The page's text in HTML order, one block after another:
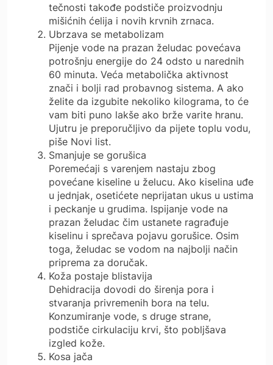
tečnosti takođe podstiče proizvodnju
mišićnih ćelija i novih krvnih zrnaca.
Ubrzava se metabolizam
Pijenje vode na prazan želudac povećava
potrošnju energije do 24 odsto u narednih
60 minuta. Veća metabolička aktivnost
znači i bolji rad probavnog sistema. A ako
želite da izgubite nekoliko kilograma, to će
vam biti puno lakše ako brže varite hranu.
Ujutru je preporučljivo da pijete toplu vodu,
piše Novi list.
Smanjuje se gorušica
Poremećaji s varenjem nastaju zbog
povećane kiseline u želucu. Ako kiselina uđe
u jednjak, osetićete neprijatan ukus u ustima
i peckanje u grudima. Ispijanje vode na
prazan želudac čim ustanete ragrađuje
kiselinu i sprečava pojavu gorušice. Osim
toga, želudac se vodom na najbolji način
priprema za doručak.
Koža postaje blistavija
Dehidracija dovodi do širenja pora i
stvaranja privremenih bora na telu.
Konzumiranje vode, s druge strane,
podstiče cirkulaciju krvi, što pobljšava
izgled kože.
Kosa jača